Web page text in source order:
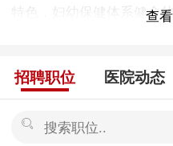
特色，妇幼保健体系健全
展新模式; 2015年,与番禺
优质便捷的医疗服务。 何
查
招聘职位 医院动态